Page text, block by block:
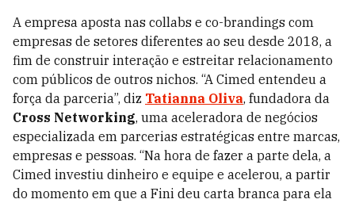
A empresa aposta nas collabs e co-brandings com
empresas de setores diferentes ao seu desde 2018, a
fim de construir interação e estreitar relacionamento
com públicos de outros nichos. “A Cimed entendeu a
força da parceria”, diz Tatianna Oliva, fundadora da
Cross Networking, uma aceleradora de negócios
especializada em parcerias estratégicas entre marcas,
empresas e pessoas. “Na hora de fazer a parte dela, a
Cimed investiu dinheiro e equipe e acelerou, a partir
do momento em que a Fini deu carta branca para ela